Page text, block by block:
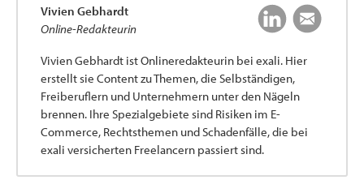
Vivien Gebhardt
Online-Redakteurin
Vivien Gebhardt ist Onlineredakteurin bei exali. Hier
erstellt sie Content zu Themen, die Selbständigen,
Freiberuflern und Unternehmern unter den Nägeln
brennen. Ihre Spezialgebiete sind Risiken im E-
Commerce, Rechtsthemen und Schadenfälle, die bei
exali versicherten Freelancern passiert sind.